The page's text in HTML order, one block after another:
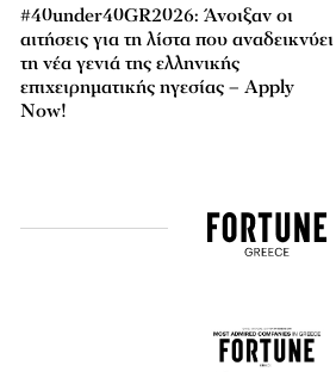
#40under40GR2026: Άνοιξαν οι
αιτήσεις για τη λίστα που αναδεικνύει
τη νέα γενιά της ελληνικής
επιχειρηματικής ηγεσίας – Apply
Now!